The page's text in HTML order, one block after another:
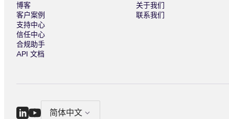
博客
客户案例
支持中心
信任中心
合规助手
API 文档
关于我们
联系我们
简体中文